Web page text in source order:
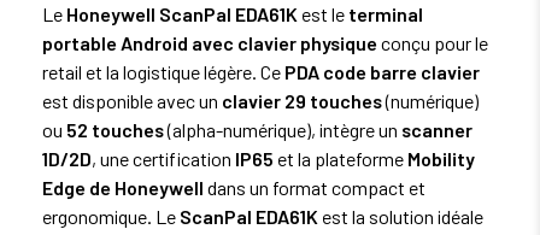
Le Honeywell ScanPal EDA61K est le terminal
portable Android avec clavier physiqueconçu pour le
retail et la logistique légère. Ce PDA code barre clavier
est disponible avec un clavier 29 touches(numérique)
ou 52 touches(alpha-numérique), intègre un scanner
1D/2D, une certification IP65 et la plateforme Mobility
Edge de Honeywell dans un format compact et
ergonomique. Le ScanPal EDA61K est la solution idéale